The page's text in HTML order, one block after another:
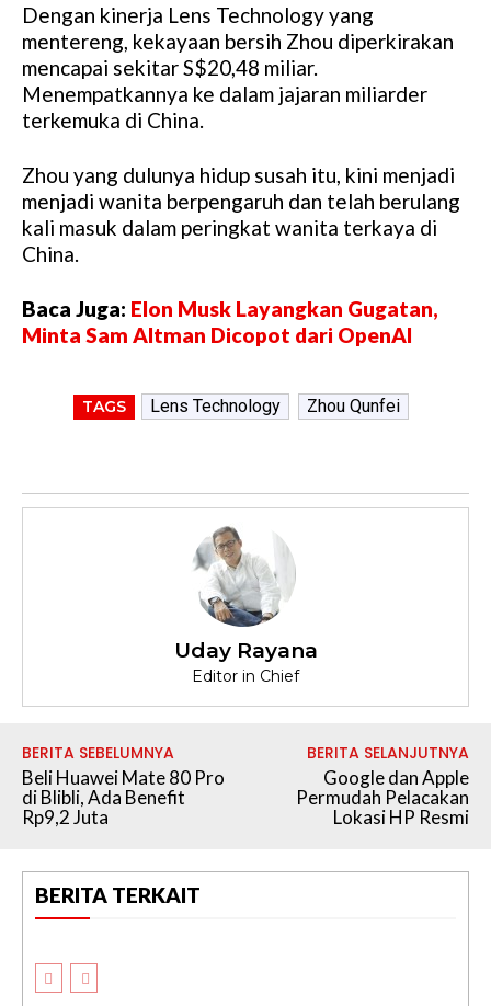
Dengan kinerja Lens Technology yang
mentereng, kekayaan bersih Zhou diperkirakan
mencapai sekitar S$20,48 miliar.
Menempatkannya ke dalam jajaran miliarder
terkemuka di China.
Zhou yang dulunya hidup susah itu, kini menjadi
menjadi wanita berpengaruh dan telah berulang
kali masuk dalam peringkat wanita terkaya di
China.
Baca Juga: Elon Musk Layangkan Gugatan,
Minta Sam Altman Dicopot dari OpenAI
TAGS Lens Technology Zhou Qunfei
Uday Rayana
Editor in Chief
BERITA SEBELUMNYA
Beli Huawei Mate 80 Pro
di Blibli, Ada Benefit
Rp9,2 Juta
BERITA SELANJUTNYA
Google dan Apple
Permudah Pelacakan
Lokasi HP Resmi
BERITA TERKAIT